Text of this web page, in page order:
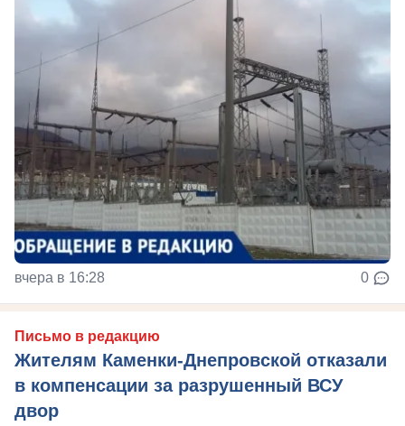
вчера в 16:28 0
Письмо в редакцию
Жителям Каменки-Днепровской отказали
в компенсации за разрушенный ВСУ
двор